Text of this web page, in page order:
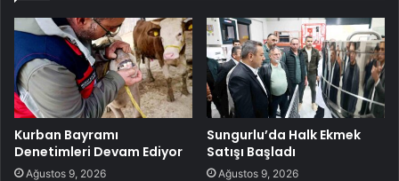
Kurban Bayramı
Denetimleri Devam Ediyor
Ağustos 9, 2026
Sungurlu’da Halk Ekmek
Satışı Başladı
Ağustos 9, 2026